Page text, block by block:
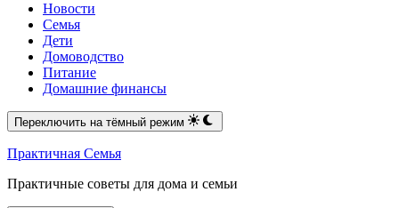
Новости
Семья
Дети
Домоводство
Питание
Домашние финансы
Переключить на тёмный режим
Практичная Семья
Практичные советы для дома и семьи